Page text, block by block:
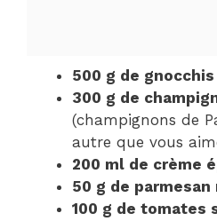
500 g de gnocchis
300 g de
(champignons de
autre que vous
200 ml de crème
50 g de parmesan
100 g de tomates